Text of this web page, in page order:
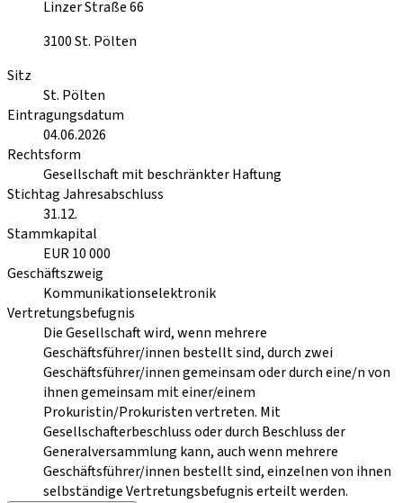
Linzer Straße 66
3100St. Pölten
Sitz
St. Pölten
Eintragungsdatum
04.06.2026
Rechtsform
Gesellschaft mit beschränkter Haftung
Stichtag Jahresabschluss
31.12.
Stammkapital
EUR 10 000
Geschäftszweig
Kommunikationselektronik
Vertretungsbefugnis
Die Gesellschaft wird, wenn mehrere
Geschäftsführer/innen bestellt sind, durch zwei
Geschäftsführer/innen gemeinsam oder durch eine/n von
ihnen gemeinsam mit einer/einem
Prokuristin/Prokuristen vertreten. Mit
Gesellschafterbeschluss oder durch Beschluss der
Generalversammlung kann, auch wenn mehrere
Geschäftsführer/innen bestellt sind, einzelnen von ihnen
selbständige Vertretungsbefugnis erteilt werden.